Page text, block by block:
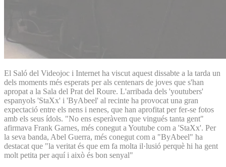
El Saló del Videojoc i Internet ha viscut aquest dissabte a la tarda un
dels moments més esperats per als centenars de joves que s'han
apropat a la Sala del Prat del Roure. L'arribada dels 'youtubers'
espanyols 'StaXx' i 'ByAbeel' al recinte ha provocat una gran
expectació entre els nens i nenes, que han aprofitat per fer-se fotos
amb els seus ídols. "No ens esperàvem que vingués tanta gent"
afirmava Frank Garnes, més conegut a Youtube com a 'StaXx'. Per
la seva banda, Abel Guerra, més conegut com a "ByAbeel" ha
destacat que "la veritat és que em fa molta il·lusió perquè hi ha gent
molt petita per aquí i això és bon senyal"